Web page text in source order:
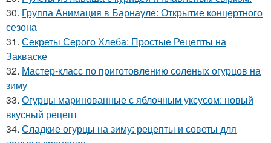
30. Группа Анимация в Барнауле: Открытие концертного
сезона
31. Секреты Серого Хлеба: Простые Рецепты на
Закваске
32. Мастер-класс по приготовлению соленых огурцов на
зиму
33. Огурцы маринованные с яблочным уксусом: новый
вкусный рецепт
34. Сладкие огурцы на зиму: рецепты и советы для